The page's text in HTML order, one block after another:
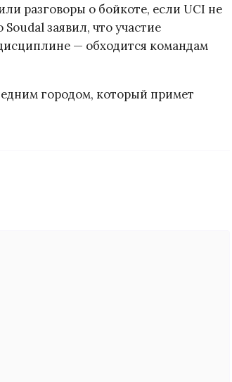
разговоры о бойкоте, если UCI не
заявил, что участие
— обходится командам
городом, который примет